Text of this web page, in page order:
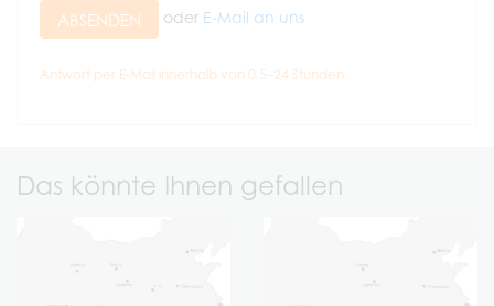
ABSENDEN oder E-Mail an uns
Antwort per E-Mail innerhalb von 0,5–24 Stunden.
Das könnte Ihnen gefallen